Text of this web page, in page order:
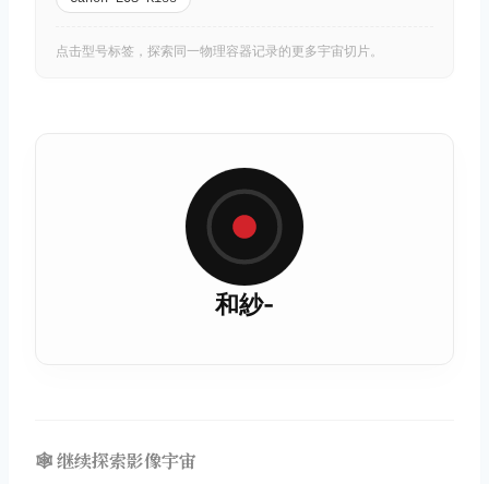
点击型号标签，探索同一物理容器记录的更多宇宙切片。
和紗-
🕸️ 继续探索影像宇宙